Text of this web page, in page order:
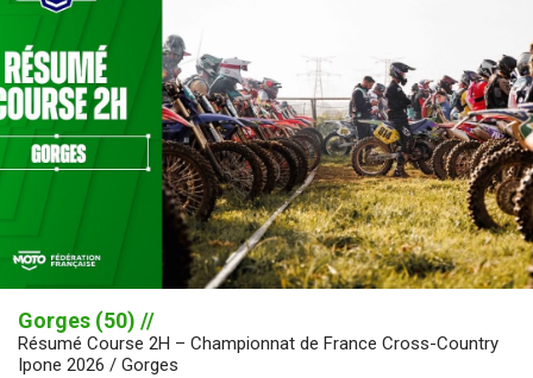
Gorges (50) //
Résumé Course 2H – Championnat de France Cross-Country
Ipone 2026 / Gorges